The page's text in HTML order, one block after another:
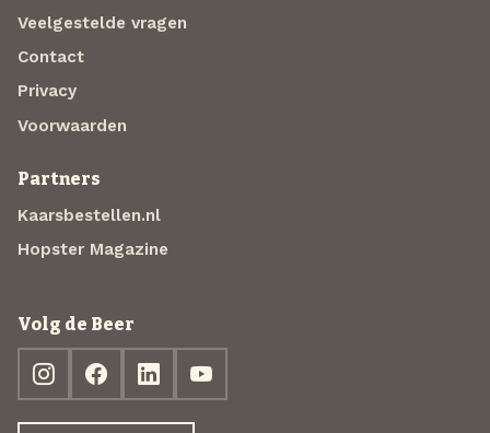
Veelgestelde vragen
Contact
Privacy
Voorwaarden
Partners
Kaarsbestellen.nl
Hopster Magazine
Volg de Beer